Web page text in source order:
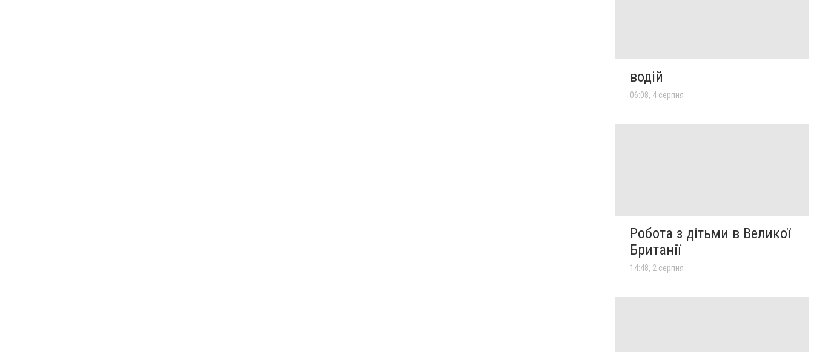
водій
06:08, 4 серпня
Робота з дітьми в Великої
Британії
14:48, 2 серпня